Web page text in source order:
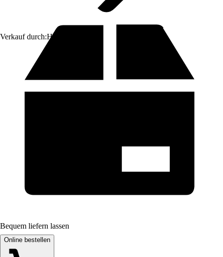
Verkauf durch:HORNBACH
Bequem liefern lassen
Online bestellen